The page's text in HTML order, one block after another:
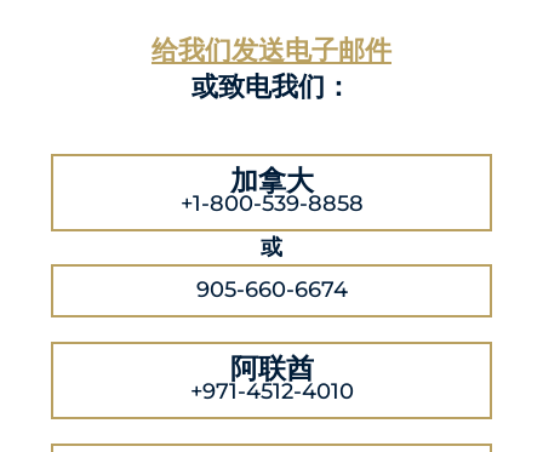
给我们发送电子邮件
或致电我们：
加拿大
+1-800-539-8858
或
905-660-6674
阿联酋
+971-4512-4010